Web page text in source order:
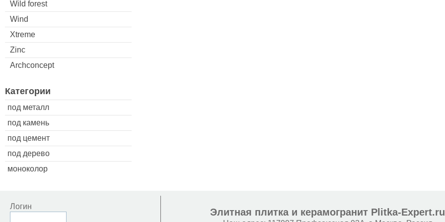
Wild forest
Wind
Xtreme
Zinc
Archconcept
Категории
под металл
под камень
под цемент
под дерево
моноколор
Логин
Элитная плитка и керамогранит Plitka-Expert.ru